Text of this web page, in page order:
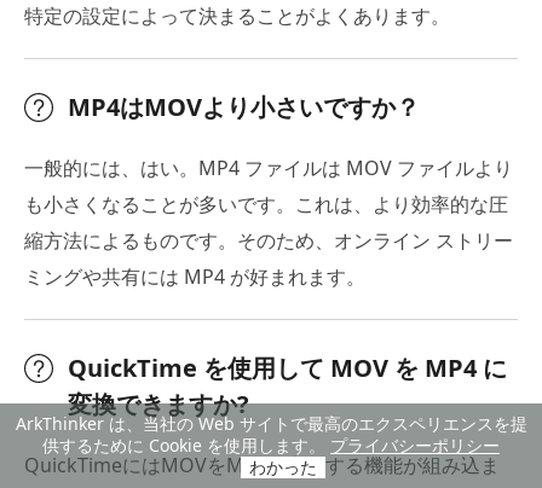
特定の設定によって決まることがよくあります。
MP4はMOVより小さいですか？
一般的には、はい。MP4 ファイルは MOV ファイルより
も小さくなることが多いです。これは、より効率的な圧
縮方法によるものです。そのため、オンライン ストリー
ミングや共有には MP4 が好まれます。
QuickTime を使用して MOV を MP4 に
変換できますか?
QuickTimeにはMOVをMP4に変換する機能が組み込ま
ArkThinker は、当社の Web サイトで最高のエクスペリエンスを提
供するために Cookie を使用します。 プライバシーポリシー
わかった